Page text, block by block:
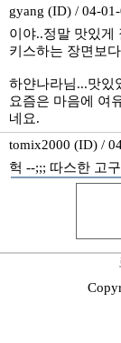
gyang (ID) / 04-
이야..정말 맛있게
키스하는 장면보
하얀나라님...맛있
요즘은 마음에 여
네요.
tomix2000 (ID) /
헉 --;;; 따스한 고